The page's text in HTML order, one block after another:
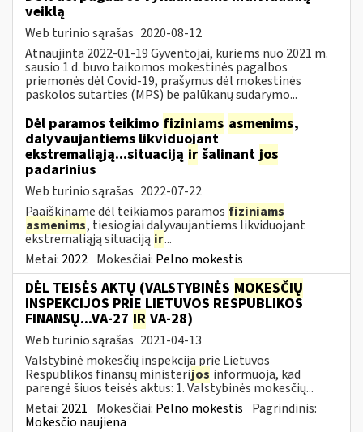
veiklą
Web turinio sąrašas 2020-08-12
Atnaujinta 2022-01-19 Gyventojai, kuriems nuo 2021 m.
sausio 1 d. buvo taikomos mokestinės pagalbos
priemonės dėl Covid-19, prašymus dėl mokestinės
paskolos sutarties (MPS) be palūkanų sudarymo...
Dėl paramos teikimo fiziniams asmenims,
dalyvaujantiems likviduojant
ekstremaliąją...situaciją ir šalinant jos
padarinius
Web turinio sąrašas 2022-07-22
Paaiškiname dėl teikiamos paramos fiziniams
asmenims, tiesiogiai dalyvaujantiems likviduojant
ekstremaliąją situaciją ir...
Metai: 2022 Mokesčiai: Pelno mokestis
DĖL TEISĖS AKTŲ (VALSTYBINĖS MOKESČIŲ
INSPEKCIJOS PRIE LIETUVOS RESPUBLIKOS
FINANSŲ...VA-27 IR VA-28)
Web turinio sąrašas 2021-04-13
Valstybinė mokesčių inspekcija prie Lietuvos
Respublikos finansų ministerijos informuoja, kad
parengė šiuos teisės aktus: 1. Valstybinės mokesčių...
Metai: 2021 Mokesčiai: Pelno mokestis Pagrindinis:
Mokesčio naujiena